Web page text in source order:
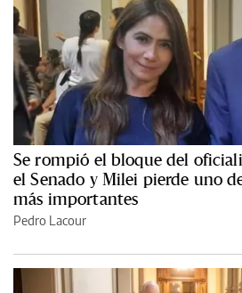
Se rompió el bloque del
el Senado y Milei pierde uno
más importantes
Pedro Lacour